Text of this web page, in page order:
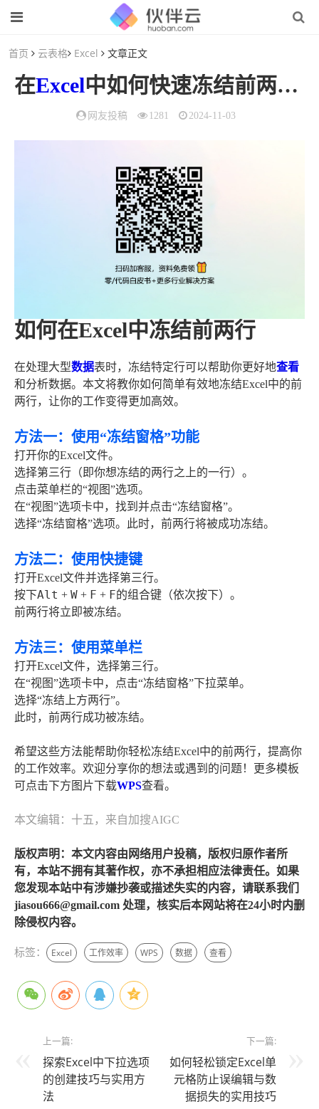
首页 云表格 Excel 文章正文
在Excel中如何快速冻结前两行提升
网友投稿 1281 2024-11-03
如何在Excel中冻结前两行
在处理大型数据表时，冻结特定行可以帮助你更好地查看
和分析数据。本文将教你如何简单有效地冻结Excel中的前
两行，让你的工作变得更加高效。
方法一：使用“冻结窗格”功能
打开你的Excel文件。
选择第三行（即你想冻结的两行之上的一行）。
点击菜单栏的“视图”选项。
在“视图”选项卡中，找到并点击“冻结窗格”。
选择“冻结窗格”选项。此时，前两行将被成功冻结。
方法二：使用快捷键
打开Excel文件并选择第三行。
按下Alt + W + F + F的组合键（依次按下）。
前两行将立即被冻结。
方法三：使用菜单栏
打开Excel文件，选择第三行。
在“视图”选项卡中，点击“冻结窗格”下拉菜单。
选择“冻结上方两行”。
此时，前两行成功被冻结。
希望这些方法能帮助你轻松冻结Excel中的前两行，提高你
的工作效率。欢迎分享你的想法或遇到的问题！更多模板
可点击下方图片下载WPS查看。
本文编辑：十五，来自加搜AIGC
版权声明：本文内容由网络用户投稿，版权归原作者所
有，本站不拥有其著作权，亦不承担相应法律责任。如果
您发现本站中有涉嫌抄袭或描述失实的内容，请联系我们
jiasou666@gmail.com 处理，核实后本网站将在24小时内删
除侵权内容。
标签： Excel 工作效率 WPS 数据 查看
上一篇:
探索Excel中下拉选项
的创建技巧与实用方
法
下一篇:
如何轻松锁定Excel单
元格防止误编辑与数
据损失的实用技巧